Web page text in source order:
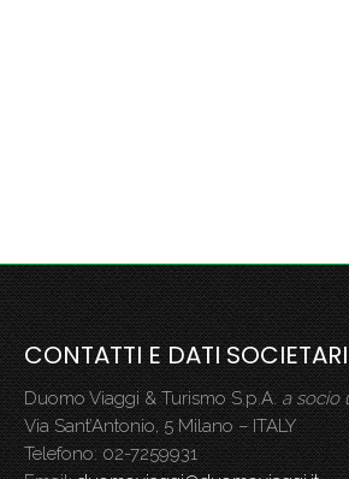
CONTATTI E DATI SOCIETARI
Duomo Viaggi & Turismo S.p.A.a socio
Via Sant’Antonio, 5 Milano – ITALY
Telefono: 02-7259931